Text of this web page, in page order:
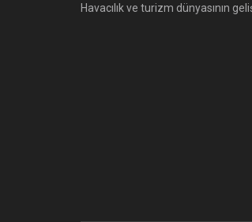
Havacılık ve turizm dünyasının